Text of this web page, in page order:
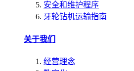
安全和维护程序
牙轮钻机运输指南
关于我们
经营理念